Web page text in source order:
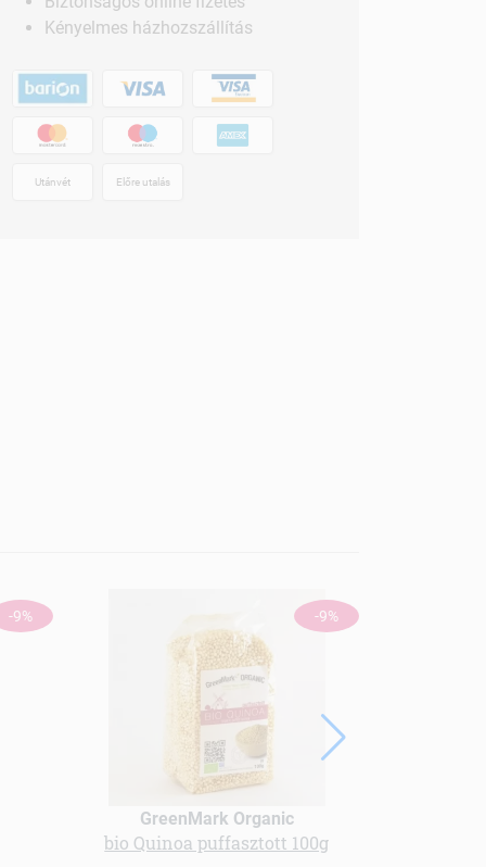
Kényelmes házhozszállítás
Utánvét Előre utalás
-9% -9%
GreenMark Organic
bio Quinoa puffasztott 100g